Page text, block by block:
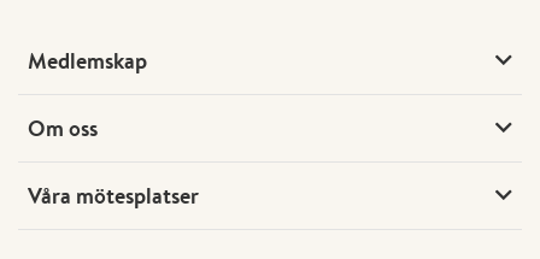
Medlemskap
Om oss
Våra mötesplatser